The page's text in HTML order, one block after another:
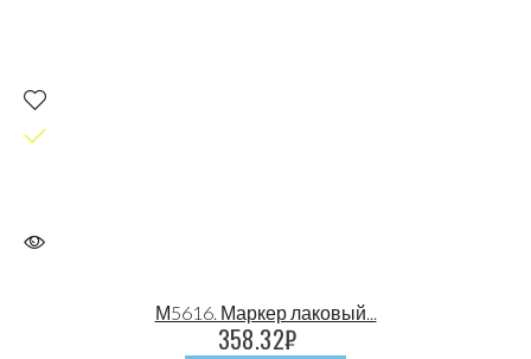
М5616. Маркер лаковый...
358.32₽